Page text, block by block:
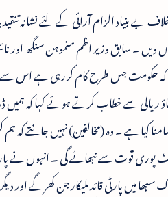
بنیاد الزام آرائی کے لئے نشانہ تنقید
دیں ۔ سابق وزیر اظم منموہن سنگھ اور
کی کہ حکومت جس طرح کام کررہی ہے اس سے
ریالی سے خطاب کرتے ہوئے کہا کہ ہمیں
کیا ہے ۔ وہ (مخالفین) نہیں جانتے کہ
پوری قوت سے نبھائے گی ۔ انہوں نے
میں پارٹی قائد ملیکار جن کھرگے اور